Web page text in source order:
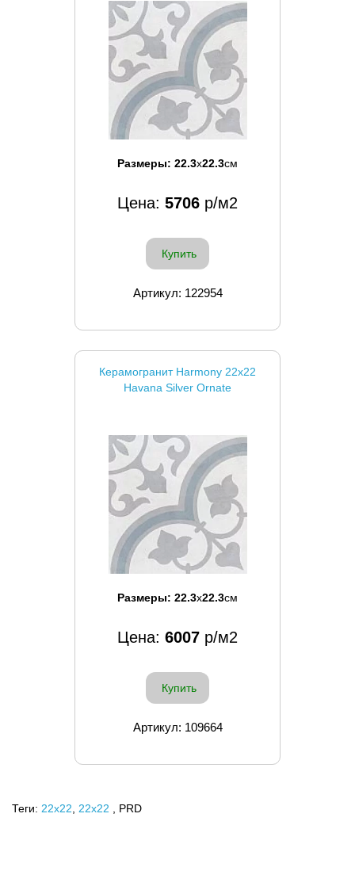
Размеры: 22.3x22.3см
Цена: 5706 р/м2
Купить
Артикул: 122954
Керамогранит Harmony 22x22
Havana Silver Ornate
Размеры: 22.3x22.3см
Цена: 6007 р/м2
Купить
Артикул: 109664
Теги: 22x22 22х22 , PRD